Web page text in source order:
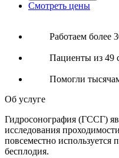
Смотреть цены
Работаем более
Пациенты из 49
Помогли
Об услуге
Гидросонография (ГССГ)
исследования
повсеместно используется
бесплодия.